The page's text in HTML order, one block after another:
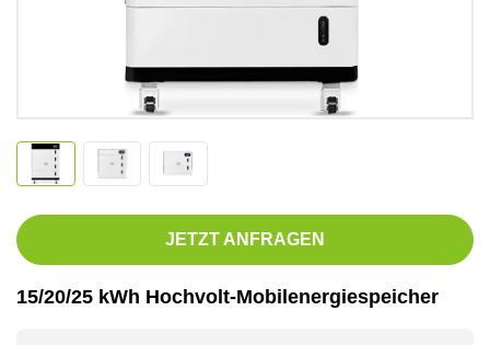
JETZT ANFRAGEN
15/20/25 kWh Hochvolt-Mobilenergiespeicher